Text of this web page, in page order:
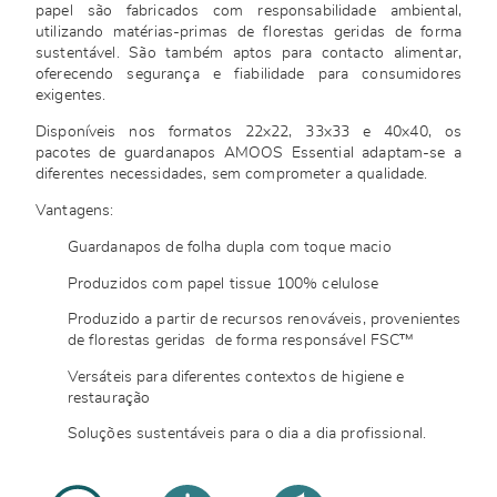
papel são fabricados com responsabilidade ambiental,
utilizando matérias-primas de florestas geridas de forma
sustentável. São também aptos para contacto alimentar,
oferecendo segurança e fiabilidade para consumidores
exigentes.
Disponíveis nos formatos 22x22, 33x33 e 40x40, os
pacotes de guardanapos AMOOS Essential adaptam-se a
diferentes necessidades, sem comprometer a qualidade.
Vantagens:
Guardanapos de folha dupla com toque macio
Produzidos com papel tissue 100% celulose
Produzido a partir de recursos renováveis, provenientes
de florestas geridas de forma responsável FSC™
Versáteis para diferentes contextos de higiene e
restauração
Soluções sustentáveis para o dia a dia profissional.